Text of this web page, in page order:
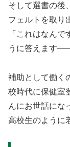
そして選書の後
フェルトを取り
「これはなん
うに答えます
補助として働く
校時代に保健室
んにお世話にな
高校生のように